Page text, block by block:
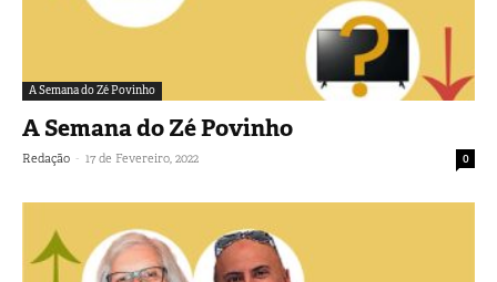
A Semana do Zé Povinho
A Semana do Zé Povinho
Redação - 17 de Fevereiro, 2022 0